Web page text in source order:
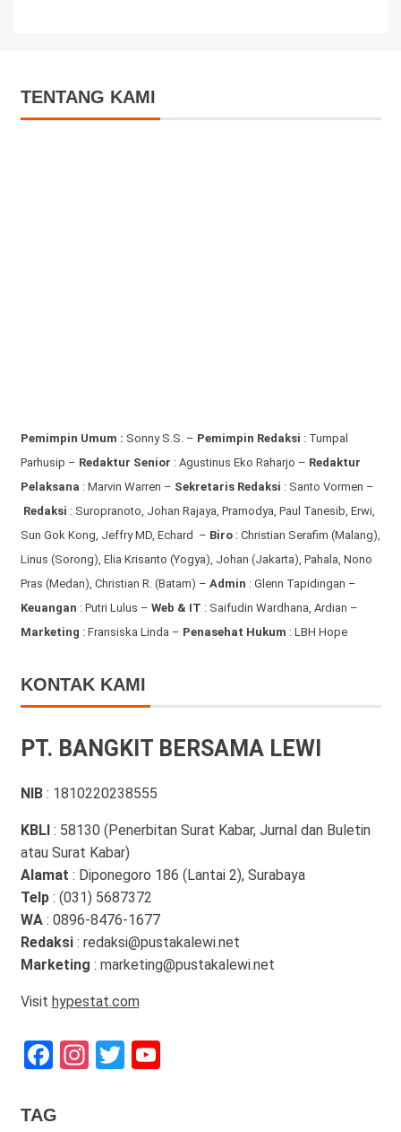
TENTANG KAMI
Pemimpin Umum : Sonny S.S. – Pemimpin Redaksi : Tumpal
Parhusip – Redaktur Senior : Agustinus Eko Raharjo – Redaktur
Pelaksana : Marvin Warren – Sekretaris Redaksi : Santo Vormen –
Redaksi : Suropranoto, Johan Rajaya, Pramodya, Paul Tanesib, Erwi,
Sun Gok Kong, Jeffry MD, Echard – Biro: Christian Serafim (Malang),
Linus (Sorong), Elia Krisanto (Yogya), Johan (Jakarta), Pahala, Nono
Pras (Medan), Christian R. (Batam) – Admin : Glenn Tapidingan –
Keuangan : Putri Lulus – Web & IT : Saifudin Wardhana, Ardian –
Marketing : Fransiska Linda – Penasehat Hukum : LBH Hope
KONTAK KAMI
PT. BANGKIT BERSAMA LEWI
NIB : 1810220238555
KBLI : 58130 (Penerbitan Surat Kabar, Jurnal dan Buletin
atau Surat Kabar)
Alamat : Diponegoro 186 (Lantai 2), Surabaya
Telp: (031) 5687372
WA: 0896-8476-1677
Redaksi: redaksi@pustakalewi.net
Marketing : marketing@pustakalewi.net
Visit hypestat.com
Facebook
Instagram
TwitterYouTube
TAG